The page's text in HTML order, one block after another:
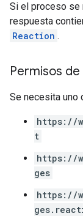
Si el proceso se
respuesta
Reaction .
Permisos
Se necesita uno
https://
t
https://
ges
https://